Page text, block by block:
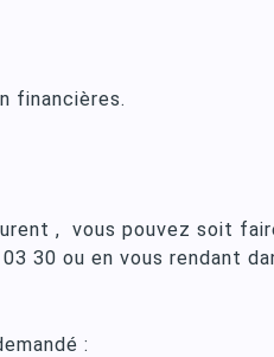
financières.
, vous pouvez soit
ou en vous rendant
: